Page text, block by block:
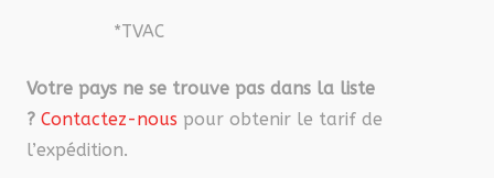
*TVAC
Votre pays ne se trouve pas dans la liste
? Contactez-nous pour obtenir le tarif de
l’expédition.